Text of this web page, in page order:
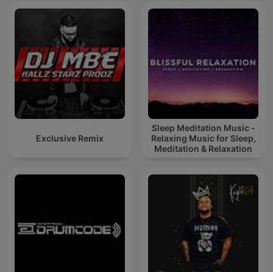
Exclusive Remix
Sleep Meditation Music -
Relaxing Music for Sleep,
Meditation & Relaxation